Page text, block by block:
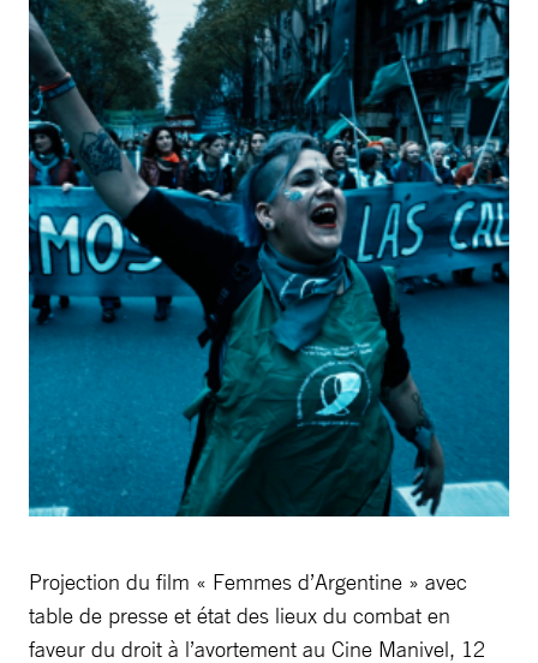
Projection du film « Femmes d’Argentine » avec
table de presse et état des lieux du combat en
faveur du droit à l’avortement au Cine Manivel, 12